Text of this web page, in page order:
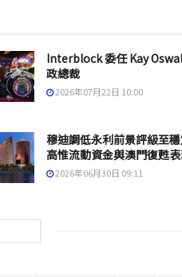
Interblock 委任 Kay
政總裁
2026年07月22日 10:00
穆迪調低永利前景評級至
高惟流動資金與澳門復甦
2026年06月30日 09:11